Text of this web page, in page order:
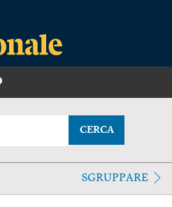
CERCA
SGRUPPARE